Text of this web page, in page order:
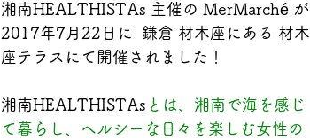
湘南HEALTHISTAs 主催の MerMarché が
2017年7月22日に  鎌倉 材木座にある 材木
座テラスにて開催されました！
湘南HEALTHISTAs とは、湘南で海を感じ
て暮らし、ヘルシーな日々を楽しむ女性の